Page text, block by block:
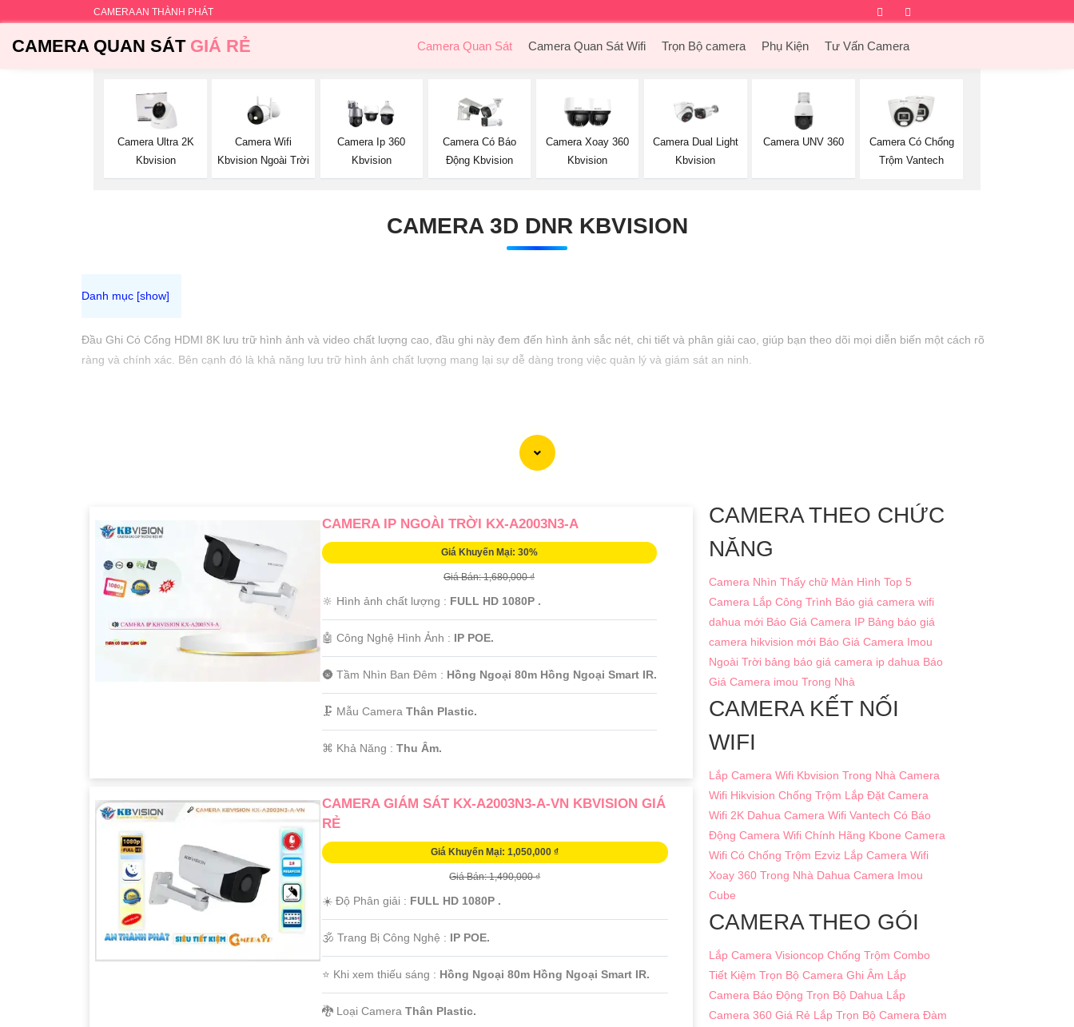
CAMERA AN THÀNH PHÁT Facebook
CAMERA QUAN SÁTGIÁ RẺ Camera Quan Sát Camera Quan Sát Wifi Trọn Bộ camera Phụ Kiện Tư Vấn Camera
Camera Ultra 2K
Kbvision
Camera Wifi
Kbvision Ngoài Trời
Camera Ip 360
Kbvision
Camera Có Báo
Động Kbvision
Camera Xoay 360
Kbvision
Camera Dual Light
Kbvision
Camera UNV 360
Camera Có Chống
Trộm Vantech
CAMERA 3D DNR KBVISION
Đầu Ghi Có Cổng HDMI 8K lưu trữ hình ảnh và video chất lượng cao, đầu ghi này đem đến hình ảnh sắc nét, chi tiết và phân giải cao, giúp bạn theo dõi mọi diễn biến một cách rõ
ràng và chính xác. Bên cạnh đó là khả năng lưu trữ hình ảnh chất lượng mang lại sự dễ dàng trong việc quản lý và giám sát an ninh.
CAMERA IP NGOÀI TRỜI KX-A2003N3-A
Giá Khuyến Mại: 30%
Giá Bán: 1,680,000 ₫
🔆 Hình ảnh chất lượng : FULL HD 1080P .
🤖️ Công Nghệ Hình Ảnh : IP POE.
🌚 Tầm Nhìn Ban Đêm : Hồng Ngoại 80m Hồng Ngoại Smart IR.
🗜️ Mẫu Camera Thân Plastic.
️⌘ Khả Năng : Thu Âm.
CAMERA GIÁM SÁT KX-A2003N3-A-VN KBVISION GIÁ
RẺ
Giá Khuyến Mại: 1,050,000 ₫
Giá Bán: 1,490,000 ₫
☀️ Độ Phân giải : FULL HD 1080P .
🕉️ Trang Bị Công Nghệ : IP POE.
⭐ Khi xem thiếu sáng : Hồng Ngoại 80m Hồng Ngoại Smart IR.
🐉️ Loại Camera Thân Plastic.
CAMERA THEO CHỨC
NĂNG
Camera Nhìn Thấy chữ Màn Hình Top 5
Camera Lắp Công Trình Báo giá camera wifi
dahua mới Báo Giá Camera IP Bảng báo giá
camera hikvision mới Báo Giá Camera Imou
Ngoài Trời bảng báo giá camera ip dahua Báo
Giá Camera imou Trong Nhà
CAMERA KẾT NỐI
WIFI
Lắp Camera Wifi Kbvision Trong Nhà Camera
Wifi Hikvision Chống Trộm Lắp Đặt Camera
Wifi 2K Dahua Camera Wifi Vantech Có Báo
Động Camera Wifi Chính Hãng Kbone Camera
Wifi Có Chống Trộm Ezviz Lắp Camera Wifi
Xoay 360 Trong Nhà Dahua Camera Imou
Cube
CAMERA THEO GÓI
Lắp Camera Visioncop Chống Trộm Combo
Tiết Kiệm Trọn Bộ Camera Ghi Âm Lắp
Camera Báo Động Trọn Bộ Dahua Lắp
Camera 360 Giá Rẻ Lắp Trọn Bộ Camera Đàm